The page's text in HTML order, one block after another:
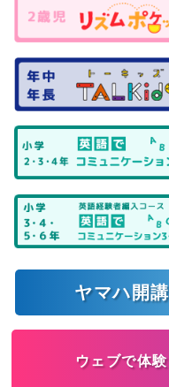
ヤマハ開
ウェブで体